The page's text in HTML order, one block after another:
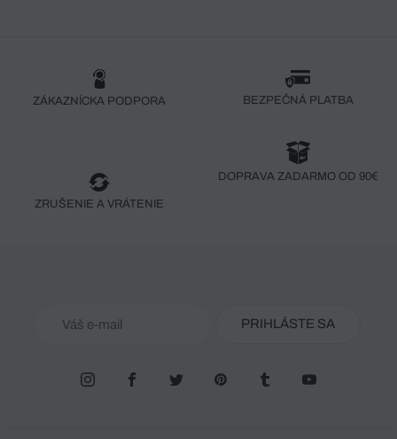
ZÁKAZNÍCKA PODPORA BEZPEČNÁ PLATBA
ZRUŠENIE A VRÁTENIE
DOPRAVA ZADARMO OD 90€
PRIHLÁSTE SA